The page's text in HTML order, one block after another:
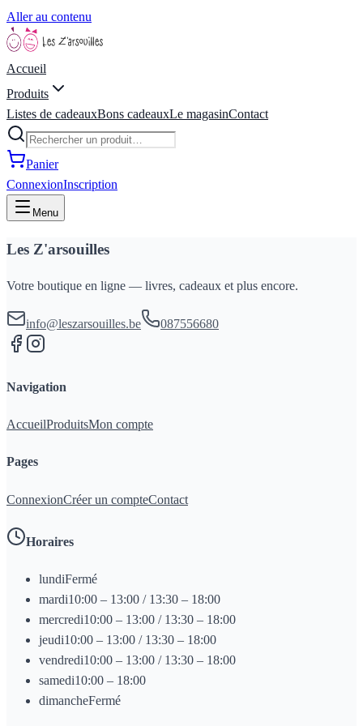
Aller au contenu
Accueil
Produits
Listes de cadeauxBons cadeauxLe magasinContact
Panier
ConnexionInscription
Menu
Les Z'arsouilles
Votre boutique en ligne — livres, cadeaux et plus encore.
info@leszarsouilles.be 087556680
Navigation
AccueilProduitsMon compte
Pages
ConnexionCréer un compteContact
Horaires
lundiFermé
mardi10:00 – 13:00 / 13:30 – 18:00
mercredi10:00 – 13:00 / 13:30 – 18:00
jeudi10:00 – 13:00 / 13:30 – 18:00
vendredi10:00 – 13:00 / 13:30 – 18:00
samedi10:00 – 18:00
dimancheFermé